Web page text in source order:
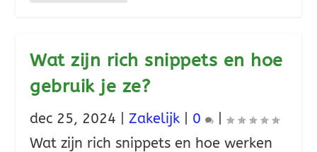
Wat zijn rich snippets en hoe
gebruik je ze?
dec 25, 2024 |Zakelijk 0
|
Wat zijn rich snippets en hoe werken